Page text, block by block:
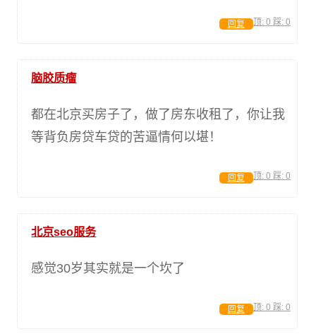
顶: 0 踩: 0
回复
脑胶质瘤
都在北京买房子了，做了房东收租了，你让我
等背负房贷车贷的苦逼情何以堪！
顶: 0 踩: 0
回复
北京seo服务
感觉30岁其实就是一个坎了
顶: 0 踩: 0
回复